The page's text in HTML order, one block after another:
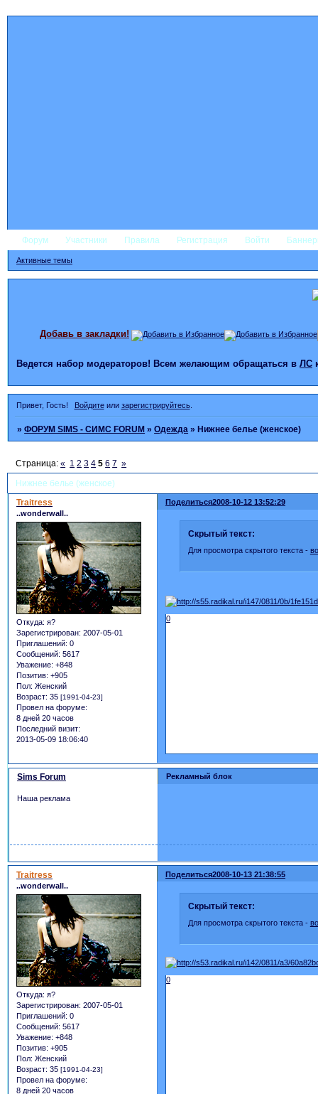
Форум Участники Правила Регистрация Войти
Активные темы
Добавь в закладки!
Ведется набор модераторов! Всем желающим обращаться в ЛС
Привет, Гость! Войдитеили зарегистрируйтесь.
»ФОРУМ SIMS - СИМС FORUM »Одежда »Нижнее белье (женское)
Нижнее белье (женское)
Страница:« 1 2 3 4 5 6 7 »
Поделиться2008-10-12 13:52:29
Traitress
..wonderwall..
Откуда: я?
Зарегистрирован: 2007-05-01
Приглашений: 0
Сообщений: 5617
Уважение: +848
Позитив: +905
Пол: Женский
Возраст: 35 [1991-04-23]
Провел на форуме:
8 дней 20 часов
Последний визит:
2013-05-09 18:06:40
Скрытый текст:
Для просмотра скрытого текста -
0
Рекламный блок
Sims Forum
Наша реклама
Поделиться2008-10-13 21:38:55
Traitress
..wonderwall..
Откуда: я?
Зарегистрирован: 2007-05-01
Приглашений: 0
Сообщений: 5617
Уважение: +848
Позитив: +905
Пол: Женский
Возраст: 35 [1991-04-23]
Провел на форуме:
8 дней 20 часов
Скрытый текст:
Для просмотра скрытого текста -
0